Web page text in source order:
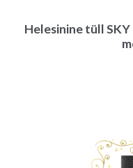
Helesinine tüll SKY